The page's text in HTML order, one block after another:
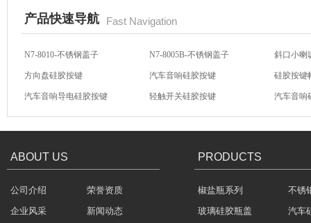
玻璃瓶盖密封圈
产品快速导航 Fast Navigation
N7-8010-不锈钢盖子 N7-8005B-不锈钢盖子 斜口小喇
方向盘硅胶按键 汽车音响硅胶按键 硅胶按键
汽车音响导电硅胶按键 轻触开关硅胶按键 汽车音响
N7-8059-不锈钢盖子 N7-8031-不锈钢盖子 N7-8027-
ABOUT US
公司介绍
荣誉资质
企业风采
新闻动态
PRODUCTS
椒盐瓶系列
不锈
玻璃硅胶瓶盖
汽车